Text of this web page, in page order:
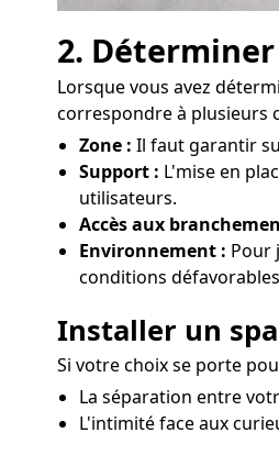
2.
Lorsque vous avez
correspondre à plusieurs
Zone : Il faut garantir
Support : L'mise en
utilisateurs.
Accès aux
Environnement : Pour
conditions
Installer un
Si votre choix se porte
La séparation entre
L'intimité face aux